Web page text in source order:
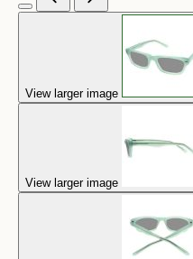
View larger image
View larger image